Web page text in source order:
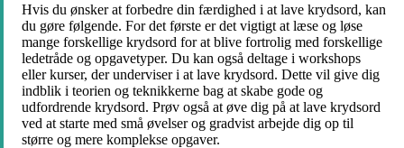
Hvis du ønsker at forbedre din færdighed i at lave krydsord, kan
du gøre følgende. For det første er det vigtigt at læse og løse
mange forskellige krydsord for at blive fortrolig med forskellige
ledetråde og opgavetyper. Du kan også deltage i workshops
eller kurser, der underviser i at lave krydsord. Dette vil give dig
indblik i teorien og teknikkerne bag at skabe gode og
udfordrende krydsord. Prøv også at øve dig på at lave krydsord
ved at starte med små øvelser og gradvist arbejde dig op til
større og mere komplekse opgaver.